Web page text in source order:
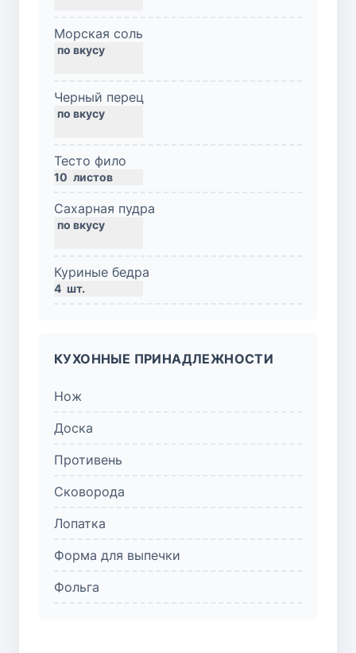
Морская соль
Черный перец
Тесто фило
10 листов
Сахарная пудра
Куриные бедра
4 шт.
КУХОННЫЕ ПРИНАДЛЕЖНОСТИ
Нож
Доска
Противень
Сковорода
Лопатка
Форма для выпечки
Фольга